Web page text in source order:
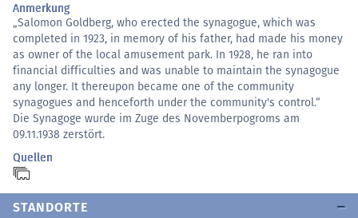
Anmerkung
„Salomon Goldberg, who erected the synagogue, which was
completed in 1923, in memory of his father, had made his money
as owner of the local amusement park. In 1928, he ran into
financial difficulties and was unable to maintain the synagogue
any longer. It thereupon became one of the community
synagogues and henceforth under the community's control.“
Die Synagoge wurde im Zuge des Novemberpogroms am
09.11.1938 zerstört.
Quellen
STANDORTE